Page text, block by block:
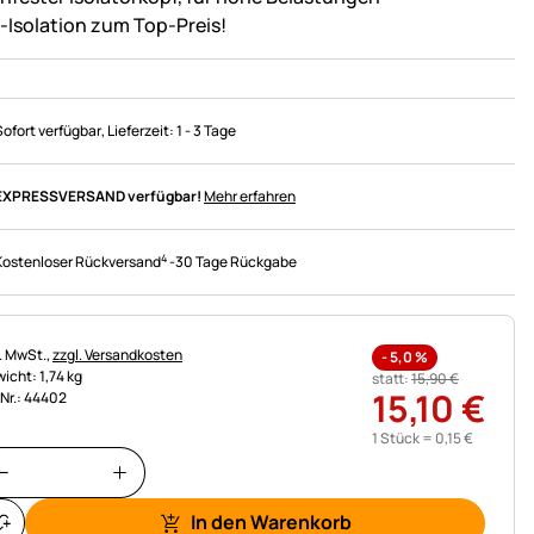
Isolation zum Top-Preis!
verfügbar, Lieferzeit:1 - 3 Tage
verfügbar!Mehr erfahren
Rückversand4-30 Tage Rückgabe
MwSt.,zzgl. Versandkosten
1,74 kg
44402
-5,0%
statt:15,90€
15,10 €
1 Stück = 0,15€
In den Warenkorb